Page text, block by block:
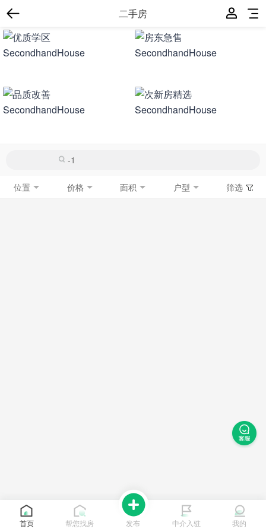
二手房
位置 价格 面积 户型 筛选
首页 帮您找房 发布 中介入驻 我的